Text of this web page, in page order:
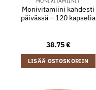
Monivitamiini kahdesti
päivässä – 120 kapselia
38.75€
LISÄÄ OSTOSKORIIN